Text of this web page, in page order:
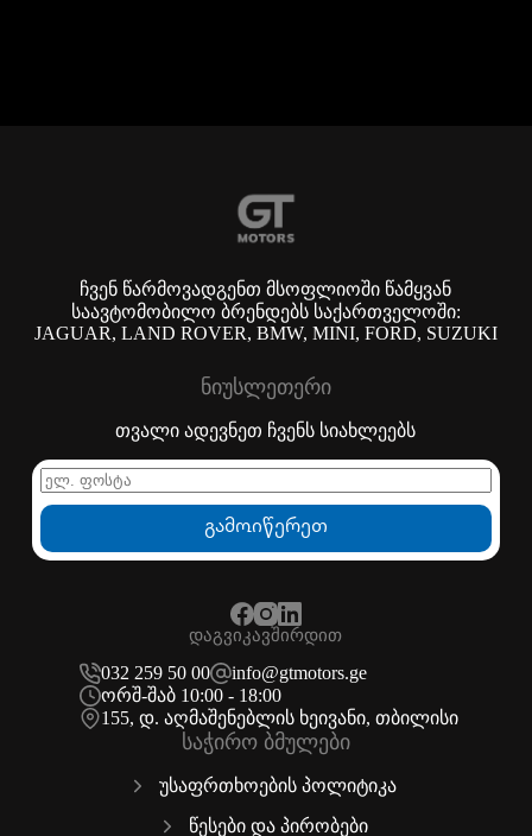
ჩვენ წარმოვადგენთ მსოფლიოში წამყვან
საავტომობილო ბრენდებს საქართველოში:
JAGUAR, LAND ROVER, BMW, MINI, FORD, SUZUKI
დაგვიკავშირდით
032 259 50 00
info@gtmotors.ge
ორშ-შაბ 10:00 - 18:00
155, დ. აღმაშენებლის ხეივანი, თბილისი
საჭირო ბმულები
უსაფრთხოების პოლიტიკა
წესები და პირობები
ნიუსლეთერი
თვალი ადევნეთ ჩვენს სიახლეებს
გამოიწერეთ